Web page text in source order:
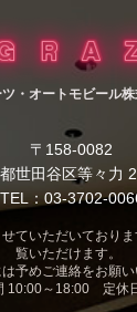
ツ・オートモビール
〒158-0082
世田谷区等々力
TEL：03-3702-
ていただいており
覧いただけます。
予めご連絡をお願い
10:00～18:00 定休